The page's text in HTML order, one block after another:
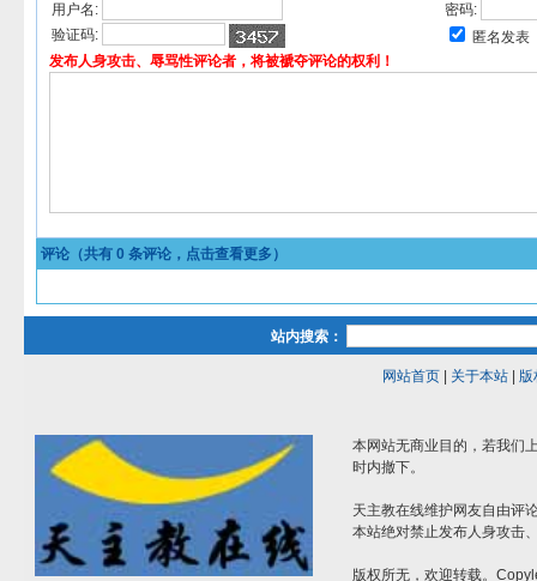
用户名:
密码:
验证码:
匿名发表
发布人身攻击、辱骂性评论者，将被褫夺评论的权利！
评论（共有 0 条评论，点击查看更多）
站内搜索：
网站首页| 关于本站| 版
本网站无商业目的，若我们
时内撤下。
天主教在线维护网友自由评
本站绝对禁止发布人身攻击
版权所无，欢迎转载。